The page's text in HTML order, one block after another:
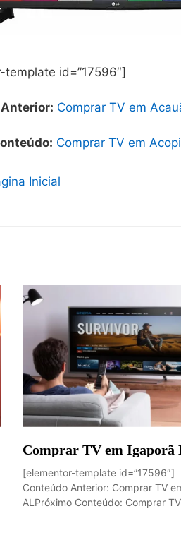
template id=”17596″]
Comprar TV em
Comprar TV em
Inicial
Comprar TV em Igaporã
[elementor-template id=”17596″]
Conteúdo Anterior: Comprar TV
ALPróximo Conteúdo: Comprar